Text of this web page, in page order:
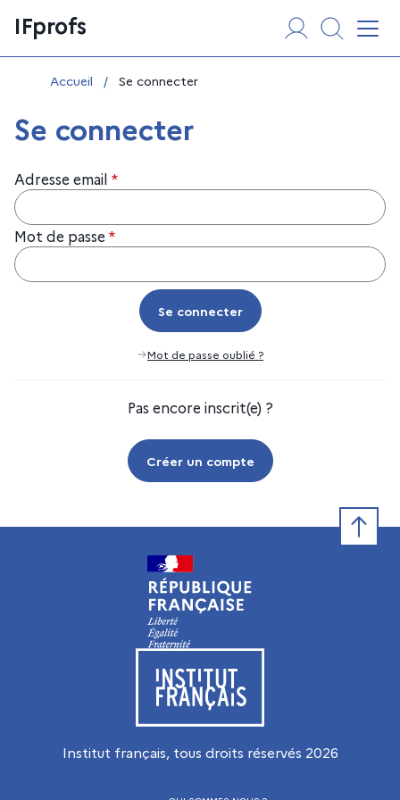
au
contenu
IFprofs
Vous êtes ici :
Accueil / Se connecter
Se connecter
Adresse email *
Mot de passe *
Se connecter
Se connecter
Mot de passe oublié ?
Pas encore inscrit(e) ?
Créer un compte
Visiter le site de l’Institut français
Institut français, tous droits réservés 2026